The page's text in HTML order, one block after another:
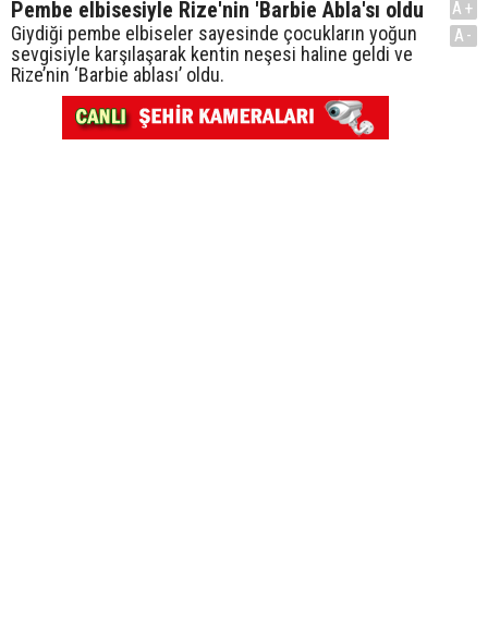
Pembe elbisesiyle Rize'nin 'Barbie Abla'sı oldu
Giydiği pembe elbiseler sayesinde çocukların yoğun
sevgisiyle karşılaşarak kentin neşesi haline geldi ve
Rize’nin ‘Barbie ablası’ oldu.
A+
A-